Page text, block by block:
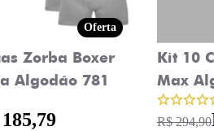
Oferta
Zorba Boxer
Algodão 781
Kit 10
Max
R$ 294,90